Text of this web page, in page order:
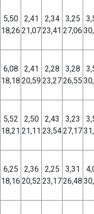
5,50
18,26
2,41
21,07
2,34
23,41
3,25
27,06
6,08
18,18
2,41
20,59
2,28
23,27
3,28
26,55
5,52
18,21
2,50
21,11
2,43
23,54
3,23
27,17
6,25
18,16
2,36
20,52
2,25
23,17
3,31
26,48